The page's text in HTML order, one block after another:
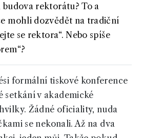
rektorátu? To a
mohli dozvědět na tradiční
se rektora“. Nebo spíše
formální tiskové konference
setkání v akademické
Žádné oficiality, nuda
se nekonali. Až na dva